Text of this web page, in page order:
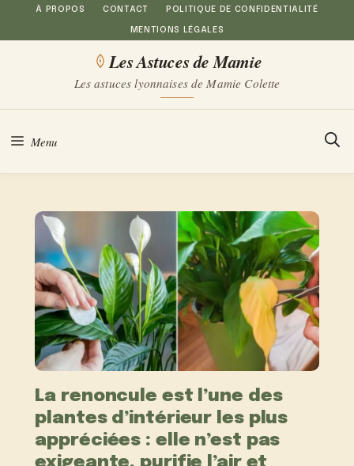
Aller
au
À PROPOS CONTACT POLITIQUE DE CONFIDENTIALITÉ
MENTIONS LÉGALES
Les Astuces de Mamie
Les astuces lyonnaises de Mamie Colette
Menu
La renoncule est l’une des
plantes d’intérieur les plus
appréciées : elle n’est pas
exigeante, purifie l’air et